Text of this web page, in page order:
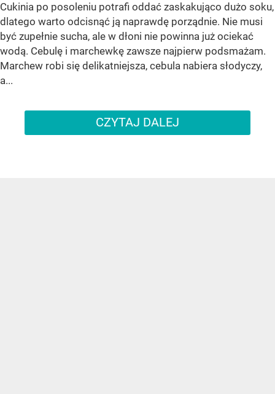
Cukinia po posoleniu potrafi oddać zaskakująco dużo soku,
dlatego warto odcisnąć ją naprawdę porządnie. Nie musi
być zupełnie sucha, ale w dłoni nie powinna już ociekać
wodą. Cebulę i marchewkę zawsze najpierw podsmażam.
Marchew robi się delikatniejsza, cebula nabiera słodyczy,
a...
CZYTAJ DALEJ